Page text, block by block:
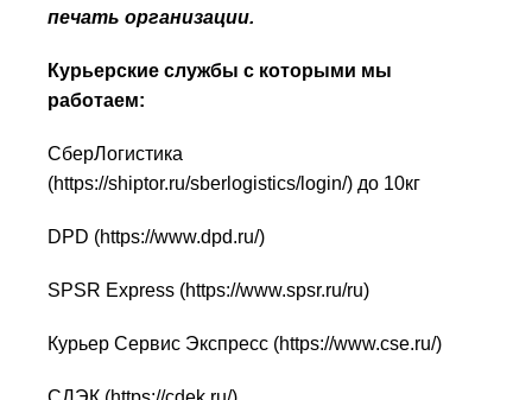
печать организации.
Курьерские службы с которыми мы
работаем:
СберЛогистика
(https://shiptor.ru/sberlogistics/login/) до 10кг
DPD (https://www.dpd.ru/)
SPSR Express (https://www.spsr.ru/ru)
Курьер Сервис Экспресс (https://www.cse.ru/)